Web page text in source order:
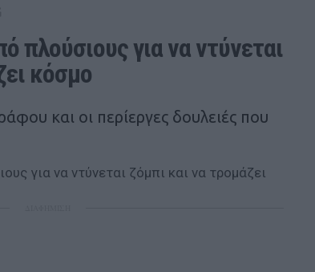
πλούσιους για να ντύνεται
κόσμο
και οι περίεργες δουλειές που